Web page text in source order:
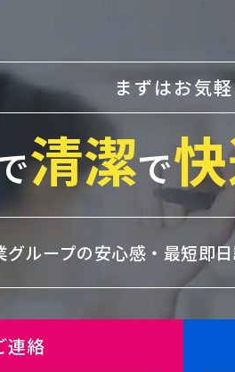
まずはお気
清潔で
ループの安心感・ 最短即
連絡